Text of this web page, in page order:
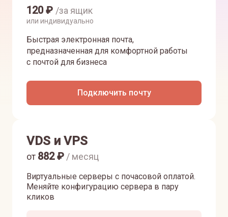
120₽ /за ящик
или индивидуально
Быстрая электронная почта,
предназначенная для комфортной работы
с почтой для бизнеса
Подключить почту
VDS и VPS
Виртуальные серверы с почасовой оплатой.
Меняйте конфигурацию сервера в пару
кликов
от 882₽ / месяц